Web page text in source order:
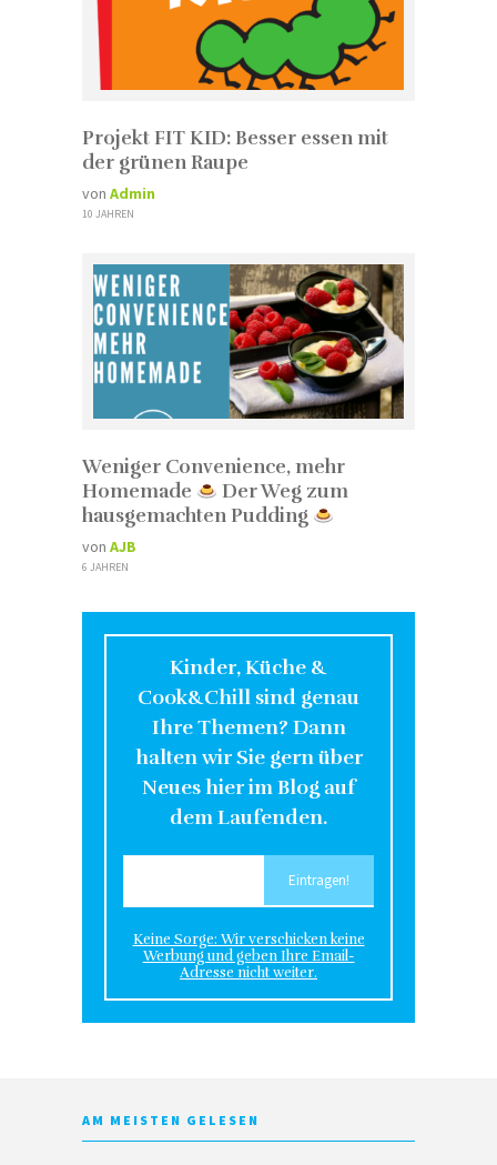
Projekt FIT KID: Besser essen mit
der grünen Raupe
von Admin
10 JAHREN
Weniger Convenience, mehr
Homemade
Der Weg zum
hausgemachten Pudding
von AJB
6 JAHREN
Kinder, Küche &
Cook&Chill sind genau
Ihre Themen? Dann
halten wir Sie gern über
Neues hier im Blog auf
dem Laufenden.
Keine Sorge: Wir verschicken keine
Werbung und geben Ihre Email-
Adresse nicht weiter.
AM MEISTEN GELESEN